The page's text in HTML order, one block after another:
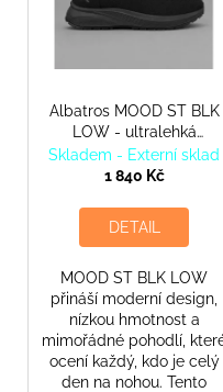
Albatros MOOD ST BLK
LOW - ultralehká
pracovní obuv
Skladem - Externí sklad
1 840 Kč
DETAIL
MOOD ST BLK LOW
přináší moderní design,
nízkou hmotnost a
mimořádné pohodlí,
ocení každý, kdo je celý
den na nohou. Tento
HIGH
CELOROČNÍ
ZÁTĚŽOVÉ
ANTIBAKTERIÁLNÍ
PONOŽKY